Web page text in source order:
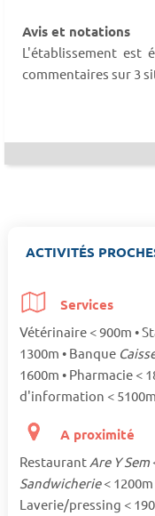
Avis et notations
L'établissement est
commentaires sur 3
ACTIVITÉS
Services
Vétérinaire < 900m •
1300m • Banque
1600m • Pharmacie <
d'information < 5100m
A proximité
Restaurant Are Y Sem
Sandwicherie<
Laverie/pressing <